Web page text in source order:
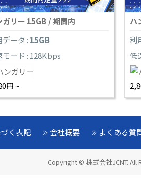
ガリー 15GB / 期間内
ータ : 15GB
モード : 128Kbps
円 ~
ハ
利
低
く表記 会社概要 よくある質
Copyright © 株式会社JCNT. All